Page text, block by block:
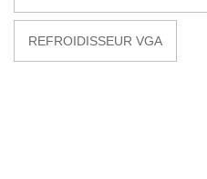
REFROIDISSEUR VGA